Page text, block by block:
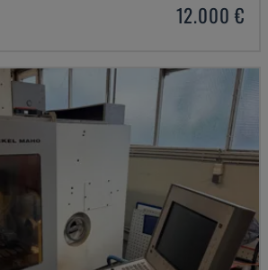
12.000 €